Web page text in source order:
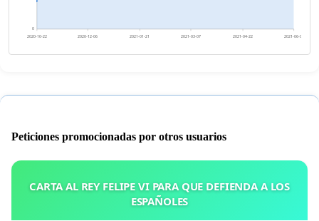
0
2020-10-22 2020-12-06 2021-01-21 2021-03-07 2021-04-22 2021-06-06
Peticiones promocionadas por otros usuarios
CARTA AL REY FELIPE VI PARA QUE DEFIENDA A LOS
ESPAÑOLES